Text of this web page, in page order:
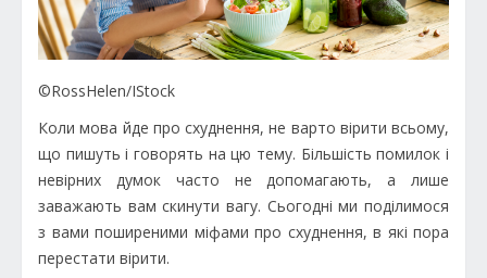
©RossHelen/IStock
Коли мова йде про схуднення, не варто вірити всьому,
що пишуть і говорять на цю тему. Більшість помилок і
невірних думок часто не допомагають, а лише
заважають вам скинути вагу. Сьогодні ми поділимося
з вами поширеними міфами про схуднення, в які пора
перестати вірити.